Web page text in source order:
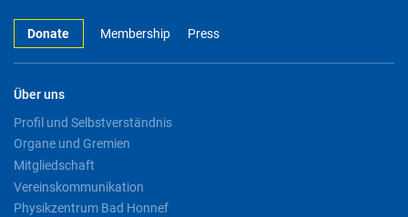
Donate Membership Press
Über uns
Profil und Selbstverständnis
Organe und Gremien
Mitgliedschaft
Vereinskommunikation
Physikzentrum Bad Honnef